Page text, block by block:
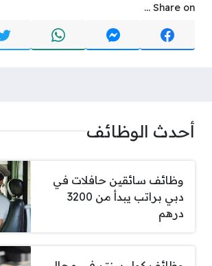
Share on ...
أحدث الوظائف
وظائف سائقين حافلات في
دبي براتب يبدأ من 3200
درهم